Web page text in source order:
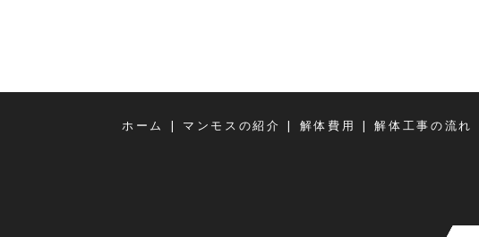
ホーム | マンモスの紹介 | 解体費用 |解体工事の流れ